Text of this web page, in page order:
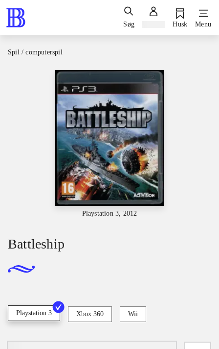
Søg Husk Menu
Spil / computerspil
Playstation 3, 2012
Battleship
Playstation 3 Xbox 360 Wii